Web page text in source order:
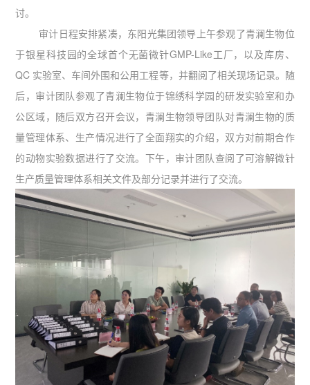
讨。
审计日程安排紧凑，东阳光集团领导上午参观了青澜生物位
于银星科技园的全球首个无菌微针GMP-Like工厂，以及库房、
QC 实验室、车间外围和公用工程等，并翻阅了相关现场记录。随
后，审计团队参观了青澜生物位于锦绣科学园的研发实验室和办
公区域，随后双方召开会议，青澜生物领导团队对青澜生物的质
量管理体系、生产情况进行了全面翔实的介绍，双方对前期合作
的动物实验数据进行了交流。下午，审计团队查阅了可溶解微针
生产质量管理体系相关文件及部分记录并进行了交流。